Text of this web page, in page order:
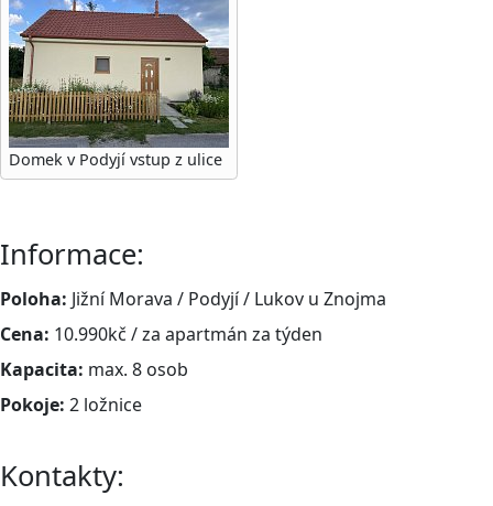
Domek v Podyjí vstup z ulice
Informace:
Poloha: Jižní Morava / Podyjí / Lukov u Znojma
Cena: 10.990kč / za apartmán za týden
Kapacita: max. 8 osob
Pokoje: 2 ložnice
Kontakty: